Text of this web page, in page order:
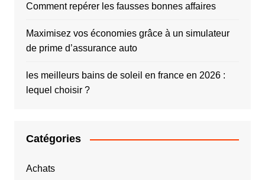
Comment repérer les fausses bonnes affaires
Maximisez vos économies grâce à un simulateur
de prime d’assurance auto
les meilleurs bains de soleil en france en 2026 :
lequel choisir ?
Catégories
Achats